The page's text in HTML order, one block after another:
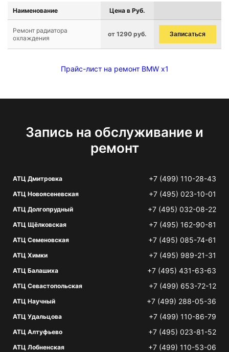
Наименование Цена в Руб.
Ремонт радиатора
охлаждения
от 1290 руб. Записаться
Прайс-лист на ремонт BMW x1
Запись на обслуживание и
ремонт
АТЦ Дмитровка +7 (499) 110-28-43
АТЦ Новоясеневская +7 (495) 023-10-01
АТЦ Долгопрудный +7 (495) 032-08-22
АТЦ Щёлковская +7 (495) 162-90-81
АТЦ Семеновская +7 (495) 085-74-61
АТЦ Химки +7 (495) 989-21-31
АТЦ Балашиха +7 (495) 431-63-63
АТЦ Севастопольская +7 (499) 653-72-12
АТЦ Научный +7 (499) 288-05-36
АТЦ Удальцова +7 (499) 110-86-79
АТЦ Алтуфьево +7 (495) 023-81-52
АТЦ Лобненская +7 (499) 110-53-06